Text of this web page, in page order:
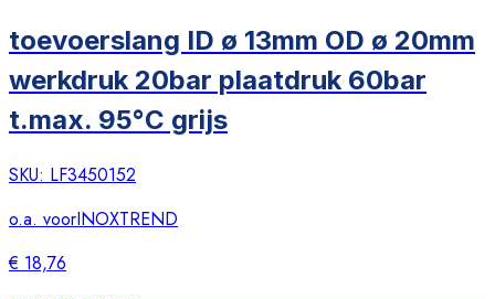
toevoerslang ID ø 13mm OD ø 20mm
werkdruk 20bar plaatdruk 60bar
t.max. 95°C grijs
SKU: LF3450152
o.a. voorINOXTREND
€ 18,76